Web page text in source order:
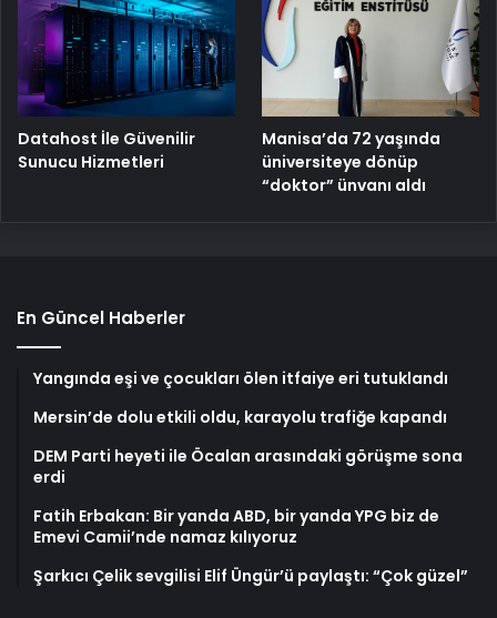
Datahost İle Güvenilir
Sunucu Hizmetleri
Manisa’da 72 yaşında
üniversiteye dönüp
“doktor” ünvanı aldı
En Güncel Haberler
Yangında eşi ve çocukları ölen itfaiye eri tutuklandı
Mersin’de dolu etkili oldu, karayolu trafiğe kapandı
DEM Parti heyeti ile Öcalan arasındaki görüşme sona
erdi
Fatih Erbakan: Bir yanda ABD, bir yanda YPG biz de
Emevi Camii’nde namaz kılıyoruz
Şarkıcı Çelik sevgilisi Elif Üngür’ü paylaştı: “Çok güzel”